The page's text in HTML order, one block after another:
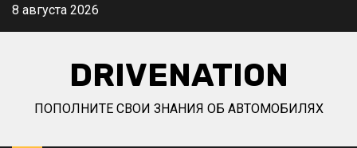
Перейти
8 августа 2026
DRIVENATION
ПОПОЛНИТЕ СВОИ ЗНАНИЯ ОБ АВТОМОБИЛЯХ